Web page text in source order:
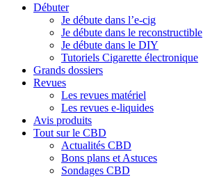
Débuter
Je débute dans l’e-cig
Je débute dans le reconstructible
Je débute dans le DIY
Tutoriels Cigarette électronique
Grands dossiers
Revues
Les revues matériel
Les revues e-liquides
Avis produits
Tout sur le CBD
Actualités CBD
Bons plans et Astuces
Sondages CBD